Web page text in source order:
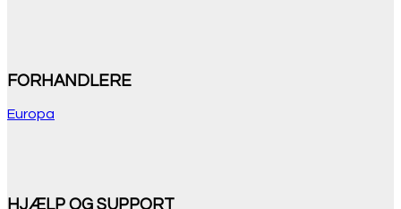
FORHANDLERE
Europa
HJÆLP OG SUPPORT